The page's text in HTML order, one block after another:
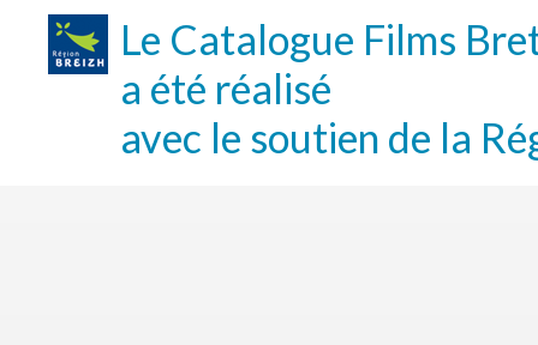
Le Catalogue Films
a été réalisé
avec le soutien de la